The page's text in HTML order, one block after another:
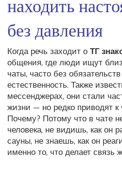
без давления
Когда речь заходит о ТГ
общения, где люди ищут
чаты, часто без
естественность. Также
мессенджерах, они стали
жизни — но редко приводят
Почему? Потому что в чате
человека, не видишь, как он
сауны, не знаешь, как он
именно то, что делает связь